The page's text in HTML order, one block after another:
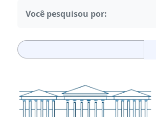
Você pesquisou por:
Pesquisar
por: